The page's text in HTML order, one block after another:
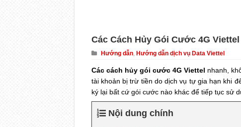
Các Cách Hủy Gói Cước 4G
Hướng dẫn, Hướng dẫn dịch vụ Data Viettel
Các cách hủy gói cước 4G Viettel nhanh,
tài khoản bị trừ tiền do dịch vụ tự gia hạn khi
ký lại bất cứ gói cước nào khác để tiếp tục sử
Nội dung chính